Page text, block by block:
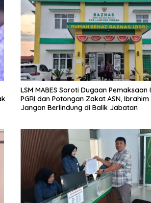
LSM MABES Soroti Dugaan Pemaksaan
PGRI dan Potongan Zakat ASN,
Jangan Berlindung di Balik Jabatan